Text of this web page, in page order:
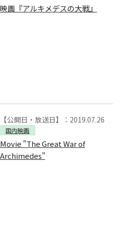
映画『アルキメデスの大戦』
【公開日・放送日】：2019.07.26
国内映画
Movie "The Great War of
Archimedes"